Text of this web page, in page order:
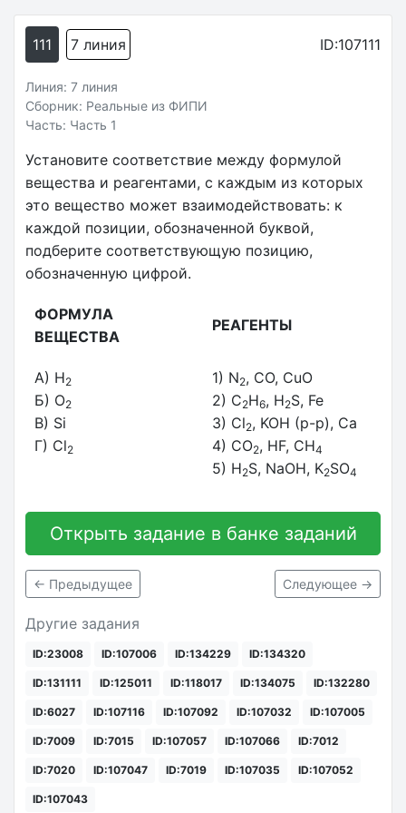
111 7 линия ID:107111
Линия: 7 линия
Сборник: Реальные из ФИПИ
Часть: Часть 1
Установите соответствие между формулой
вещества и реагентами, с каждым из которых
это вещество может взаимодействовать: к
каждой позиции, обозначенной буквой,
подберите соответствующую позицию,
обозначенную цифрой.
ФОРМУЛА
ВЕЩЕСТВА
РЕАГЕНТЫ
A) H2
Б) O2
В) Si
Г) Cl2
1) N2, CO, CuO
2) C2H6, H2S, Fe
3) Cl2, KOH (р-р), Ca
4) CO2, HF, CH4
5) H2S, NaOH, K2SO4
Открыть задание в банке заданий
← Предыдущее Следующее →
Другие задания
ID:23008 ID:107006 ID:134229 ID:134320
ID:131111 ID:125011 ID:118017 ID:134075 ID:132280
ID:6027 ID:107116 ID:107092 ID:107032 ID:107005
ID:7009 ID:7015 ID:107057 ID:107066 ID:7012
ID:7020 ID:107047 ID:7019 ID:107035 ID:107052
ID:107043